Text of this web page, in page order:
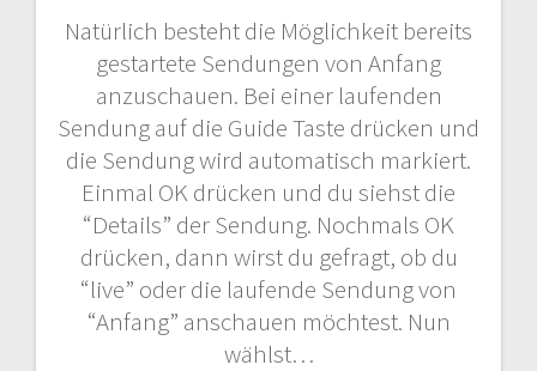
Natürlich besteht die Möglichkeit bereits
gestartete Sendungen von Anfang
anzuschauen. Bei einer laufenden
Sendung auf die Guide Taste drücken und
die Sendung wird automatisch markiert.
Einmal OK drücken und du siehst die
“Details” der Sendung. Nochmals OK
drücken, dann wirst du gefragt, ob du
“live” oder die laufende Sendung von
“Anfang” anschauen möchtest. Nun
wählst…